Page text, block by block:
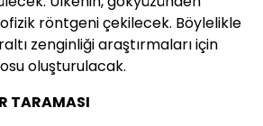
röntgeni çekilecek. Böylelikle
zenginliği araştırmaları için
oluşturulacak.
TARAMASI